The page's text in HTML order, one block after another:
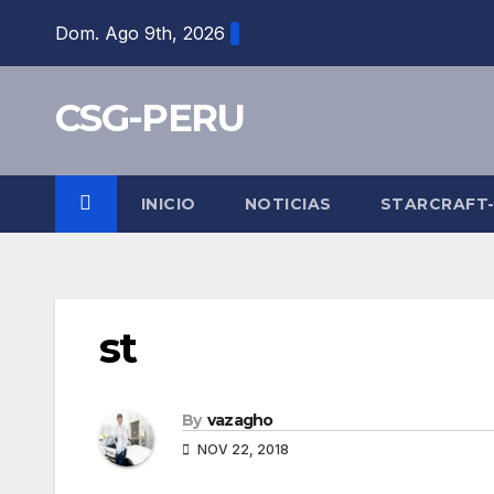
Dom. Ago 9th, 2026
CSG-PERU
INICIO NOTICIAS
st
By vazagho
NOV 22, 2018